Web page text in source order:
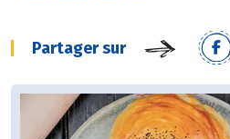
Partager sur